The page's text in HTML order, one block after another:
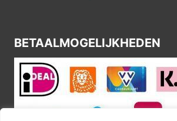
BETAALMOGELIJKHEDEN